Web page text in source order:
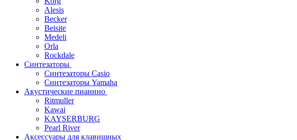
Alesis
Becker
Beisite
Medeli
Orla
Rockdale
Синтезаторы
Синтезаторы Casio
Синтезаторы Yamaha
Акустические пианино
Ritmuller
Kawai
KAYSERBURG
Pearl River
Аксессуары для клавишных